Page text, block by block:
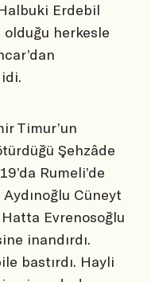
Erdebil
herkesle
Timur’un
Şehzâde
Rumeli’de
Cüneyt
Evrenosoğlu
inandırdı.
bastırdı. Hayli